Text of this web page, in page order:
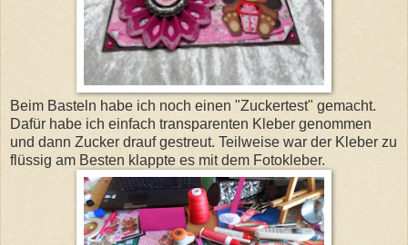
Beim Basteln habe ich noch einen "Zuckertest" gemacht.
Dafür habe ich einfach transparenten Kleber genommen
und dann Zucker drauf gestreut. Teilweise war der Kleber zu
flüssig am Besten klappte es mit dem Fotokleber.